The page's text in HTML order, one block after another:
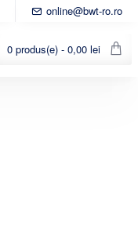
online@bwt-ro.ro
0 produs(e) - 0,00 lei